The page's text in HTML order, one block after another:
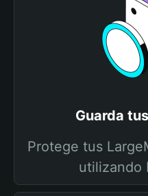
Guarda
Protege tus
utilizando